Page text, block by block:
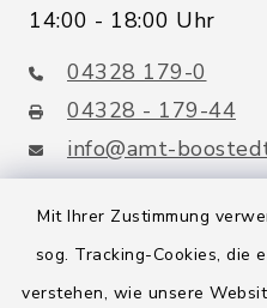
Mit Ihrer Zustimmung
sog. Tracking-Cookies, die
verstehen, wie unsere
14:00 - 18:00 Uhr
04328 179-0
04328 - 179-44
info@amt-
Quicklinks